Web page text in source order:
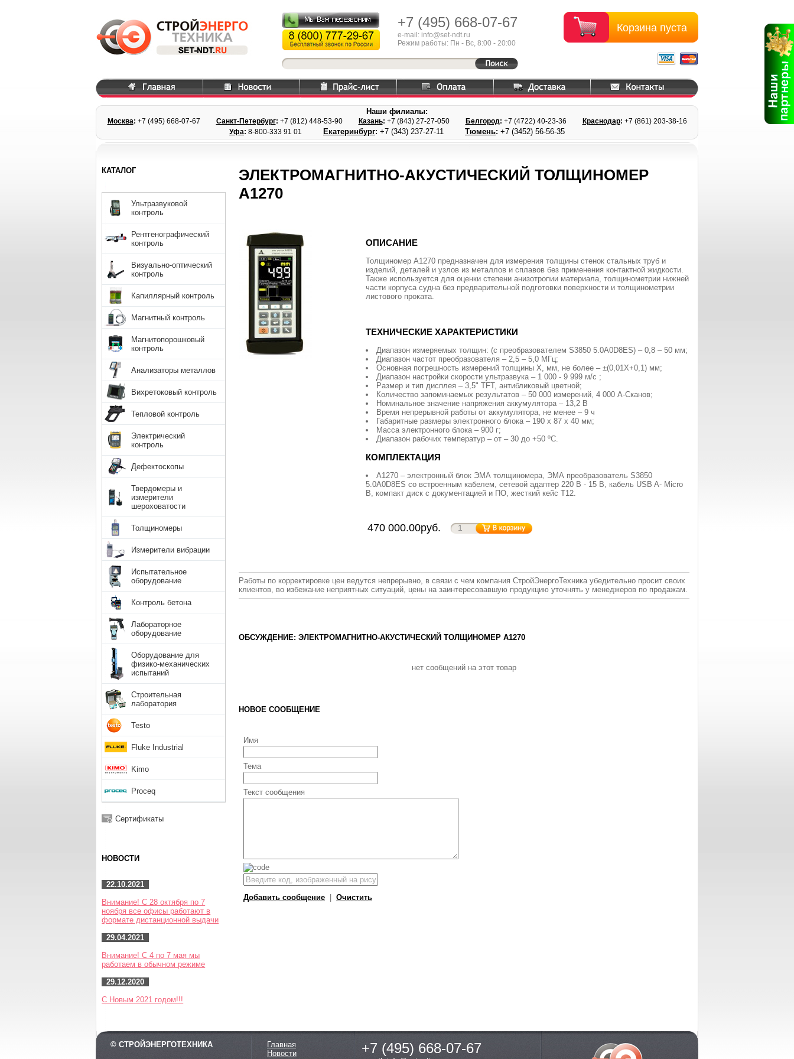
Корзина пуста
+7 (495) 668-07-67
e-mail: info@set-ndt.ru
Режим работы: Пн - Вс, 8:00 - 20:00
Наши филиалы:
Москва: +7 (495) 668-07-67 Санкт-Петербург: +7 (812) 448-53-90 Казань: +7 (843) 27-27-050 Белгород: +7 (4722) 40-23-36 Краснодар: +7 (861) 203-38-16
Уфа: 8-800-333 91 01 Екатеринбург: +7 (343) 237-27-11 Тюмень: +7 (3452) 56-56-35
ЭЛЕКТРОМАГНИТНО-АКУСТИЧЕСКИЙ ТОЛЩИНОМЕР
А1270
ОПИСАНИЕ
Толщиномер А1270 предназначен для измерения толщины стенок стальных труб и
изделий, деталей и узлов из металлов и сплавов без применения контактной жидкости.
Также используется для оценки степени анизотропии материала, толщинометрии нижней
части корпуса судна без предварительной подготовки поверхности и толщинометрии
листового проката.
ТЕХНИЧЕСКИЕ ХАРАКТЕРИСТИКИ
Диапазон измеряемых толщин: (c преобразователем S3850 5.0A0D8ES) – 0,8 – 50 мм;
Диапазон частот преобразователя – 2,5 – 5,0 МГц;
Основная погрешность измерений толщины Х, мм, не более – ±(0,01X+0,1) мм;
Диапазон настройки скорости ультразвука – 1 000 - 9 999 м/с ;
Размер и тип дисплея – 3,5" TFT, антибликовый цветной;
Количество запоминаемых результатов – 50 000 измерений, 4 000 А-Сканов;
Номинальное значение напряжения аккумулятора – 13,2 В
Время непрерывной работы от аккумулятора, не менее – 9 ч
Габаритные размеры электронного блока – 190 x 87 x 40 мм;
Масса электронного блока – 900 г;
Диапазон рабочих температур – от – 30 до +50 ºC.
КОМПЛЕКТАЦИЯ
А1270 – электронный блок ЭМА толщиномера, ЭМА преобразователь S3850
5.0A0D8ES со встроенным кабелем, сетевой адаптер 220 В - 15 B, кабель USB A- Micro
B, компакт диск с документацией и ПО, жесткий кейс Т12.
470 000.00руб.
Работы по корректировке цен ведутся непрерывно, в связи с чем компания СтройЭнергоТехника убедительно просит своих
клиентов, во избежание неприятных ситуаций, цены на заинтересовавшую продукцию уточнять у менеджеров по продажам.
ОБСУЖДЕНИЕ: ЭЛЕКТРОМАГНИТНО-АКУСТИЧЕСКИЙ ТОЛЩИНОМЕР А1270
нет сообщений на этот товар
НОВОЕ СООБЩЕНИЕ
Имя
Тема
Текст сообщения
Добавить сообщение Очистить
КАТАЛОГ
Ультразвуковой
контроль
Рентгенографический
контроль
Визуально-оптический
контроль
Капиллярный контроль
Магнитный контроль
Магнитопорошковый
контроль
Анализаторы металлов
Вихретоковый контроль
Тепловой контроль
Электрический
контроль
Дефектоскопы
Твердомеры и
измерители
шероховатости
Толщиномеры
Измерители вибрации
Испытательное
оборудование
Контроль бетона
Лабораторное
оборудование
Оборудование для
физико-механических
испытаний
Строительная
лаборатория
Testo
Fluke Industrial
Kimo
Proceq
Сертификаты
НОВОСТИ
22.10.2021
Внимание! С 28 октября по 7
ноября все офисы работают в
формате дистанционной выдачи
29.04.2021
Внимание! С 4 по 7 мая мы
работаем в обычном режиме
29.12.2020
С Новым 2021 годом!!!
© СТРОЙЭНЕРГОТЕХНИКА
Главная
Новости
+7 (495) 668-07-67